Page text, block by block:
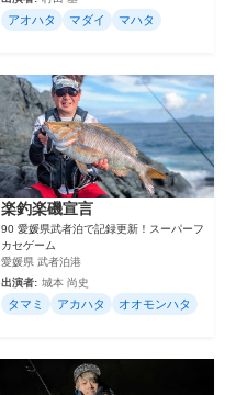
アオハタ マダイ マハタ
楽釣楽磯宣言
90 愛媛県武者泊で記録更新！スーパーフ
カセゲーム
愛媛県 武者泊港
出演者: 城本 尚史
タマミ アカハタ オオモンハタ